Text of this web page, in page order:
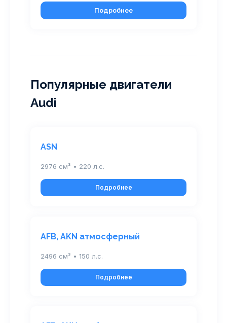
Подробнее
Популярные двигатели
Audi
ASN
2976 см³ • 220 л.с.
Подробнее
AFB, AKN атмосферный
2496 см³ • 150 л.с.
Подробнее